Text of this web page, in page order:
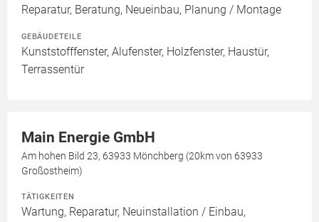
Reparatur, Beratung, Neueinbau, Planung / Montage
GEBÄUDETEILE
Kunststofffenster, Alufenster, Holzfenster, Haustür,
Terrassentür
Main Energie GmbH
Am hohen Bild 23, 63933 Mönchberg (20km von 63933
Großostheim)
TÄTIGKEITEN
Wartung, Reparatur, Neuinstallation / Einbau,